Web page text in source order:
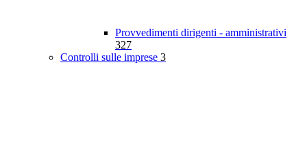
Provvedimenti dirigenti - amministrativi
327
Controlli sulle imprese 3